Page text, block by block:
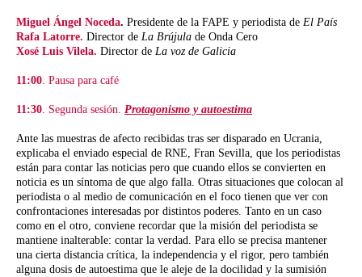
Miguel Ángel Noceda. Presidente de la FAPE y periodista de El País
Rafa Latorre. Director de La Brújula de Onda Cero
Xosé Luis Vilela. Director de La voz de Galicia
11:00. Pausa para café
11:30. Segunda sesión. Protagonismo y autoestima
Ante las muestras de afecto recibidas tras ser disparado en Ucrania,
explicaba el enviado especial de RNE, Fran Sevilla, que los periodistas
están para contar las noticias pero que cuando ellos se convierten en
noticia es un síntoma de que algo falla. Otras situaciones que colocan al
periodista o al medio de comunicación en el foco tienen que ver con
confrontaciones interesadas por distintos poderes. Tanto en un caso
como en el otro, conviene recordar que la misión del periodista se
mantiene inalterable: contar la verdad. Para ello se precisa mantener
una cierta distancia crítica, la independencia y el rigor, pero también
alguna dosis de autoestima que le aleje de la docilidad y la sumisión